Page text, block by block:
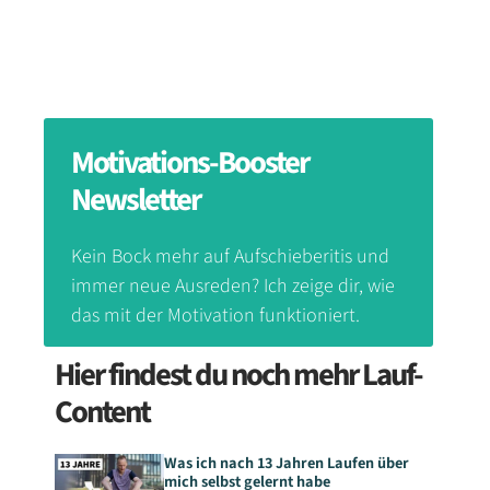
Motivations-Booster
Newsletter
Kein Bock mehr auf Aufschieberitis und
immer neue Ausreden? Ich zeige dir, wie
das mit der Motivation funktioniert.
Hier findest du noch mehr Lauf-
Content
Was ich nach 13 Jahren Laufen über
mich selbst gelernt habe